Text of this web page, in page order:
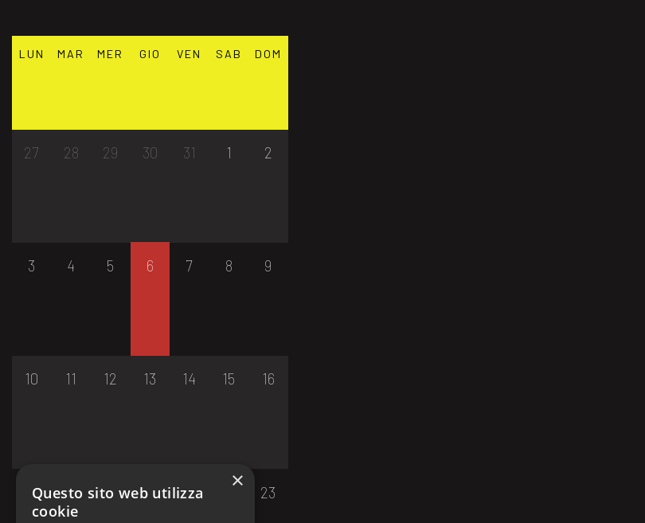
LUN MAR MER GIO VEN SAB DOM
27 28 29 30 31 1 2
3 4 5 6 7 8 9
10 11 12 13 14 15 16
17 18 19 20 21 22 23
×
Questo sito web utilizza
cookie